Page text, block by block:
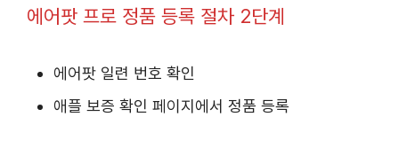
에어팟 프로 정품 등록 절차 2단계
에어팟 일련 번호 확인
애플 보증 확인 페이지에서 정품 등록